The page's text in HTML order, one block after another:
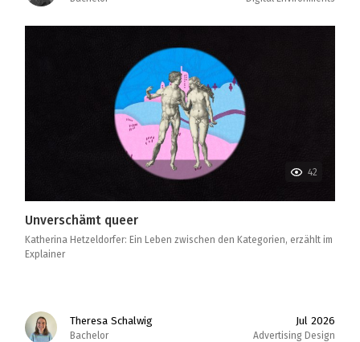
42
Unverschämt queer
Katherina Hetzeldorfer: Ein Leben zwischen den Kategorien, erzählt im
Explainer
Theresa Schalwig
Bachelor
Jul 2026
Advertising Design